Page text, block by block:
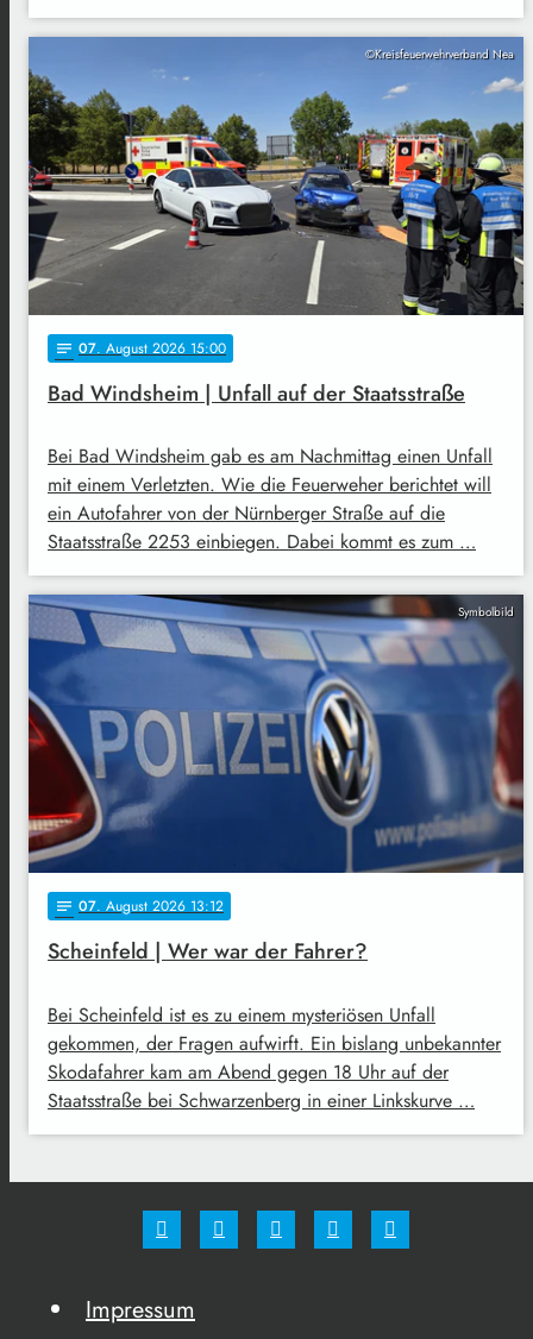
©Kreisfeuerwehrverband Nea
notes 07. August 2026 15:00
Bad Windsheim | Unfall auf der Staatsstraße
Bei Bad Windsheim gab es am Nachmittag einen Unfall
mit einem Verletzten. Wie die Feuerweher berichtet will
ein Autofahrer von der Nürnberger Straße auf die
Staatsstraße 2253 einbiegen. Dabei kommt es zum …
Symbolbild
notes 07. August 2026 13:12
Scheinfeld | Wer war der Fahrer?
Bei Scheinfeld ist es zu einem mysteriösen Unfall
gekommen, der Fragen aufwirft. Ein bislang unbekannter
Skodafahrer kam am Abend gegen 18 Uhr auf der
Staatsstraße bei Schwarzenberg in einer Linkskurve …
Impressum